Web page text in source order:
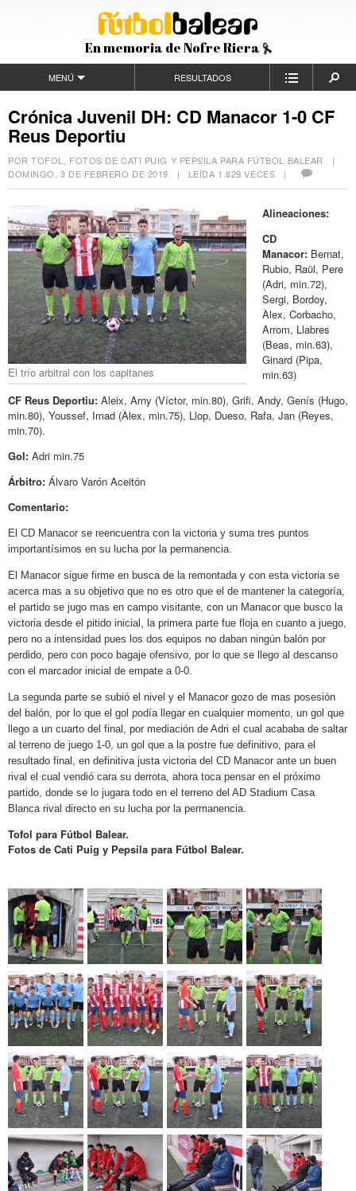
En memoria de Nofre Riera
MENÚ RESULTADOS
Crónica Juvenil DH: CD Manacor 1-0 CF
Reus Deportiu
POR TOFOL, FOTOS DE CATI PUIG Y PEPSILA PARA FÚTBOL BALEAR |
DOMINGO, 3 DE FEBRERO DE 2019 | LEÍDA 1.629 VECES |
El trío arbitral con los capitanes
Alineaciones:
CD
Manacor: Bernat,
Rubio, Raül, Pere
(Adri, min.72),
Sergi, Bordoy,
Àlex, Corbacho,
Arrom, Llabres
(Beas, min.63),
Ginard (Pipa,
min.63)
CF Reus Deportiu: Aleix, Arny (Víctor, min.80), Grifi, Andy, Genís (Hugo,
min.80), Youssef, Imad (Àlex, min.75), Llop, Dueso, Rafa, Jan (Reyes,
min.70).
Gol: Adri min.75
Árbitro: Álvaro Varón Aceitón
Comentario:
El CD Manacor se reencuentra con la victoria y suma tres puntos
importantísimos en su lucha por la permanencia.
El Manacor sigue firme en busca de la remontada y con esta victoria se
acerca mas a su objetivo que no es otro que el de mantener la categoría,
el partido se jugo mas en campo visitante, con un Manacor que busco la
victoria desde el pitido inicial, la primera parte fue floja en cuanto a juego,
pero no a intensidad pues los dos equipos no daban ningún balón por
perdido, pero con poco bagaje ofensivo, por lo que se llego al descanso
con el marcador inicial de empate a 0-0.
La segunda parte se subió el nivel y el Manacor gozo de mas posesión
del balón, por lo que el gol podía llegar en cualquier momento, un gol que
llego a un cuarto del final, por mediación de Adri el cual acababa de saltar
al terreno de juego 1-0, un gol que a la postre fue definitivo, para el
resultado final, en definitiva justa victoria del CD Manacor ante un buen
rival el cual vendió cara su derrota, ahora toca pensar en el próximo
partido, donde se lo jugara todo en el terreno del AD Stadium Casa
Blanca rival directo en su lucha por la permanencia.
Tofol para Fútbol Balear.
Fotos de Cati Puig y Pepsila para Fútbol Balear.